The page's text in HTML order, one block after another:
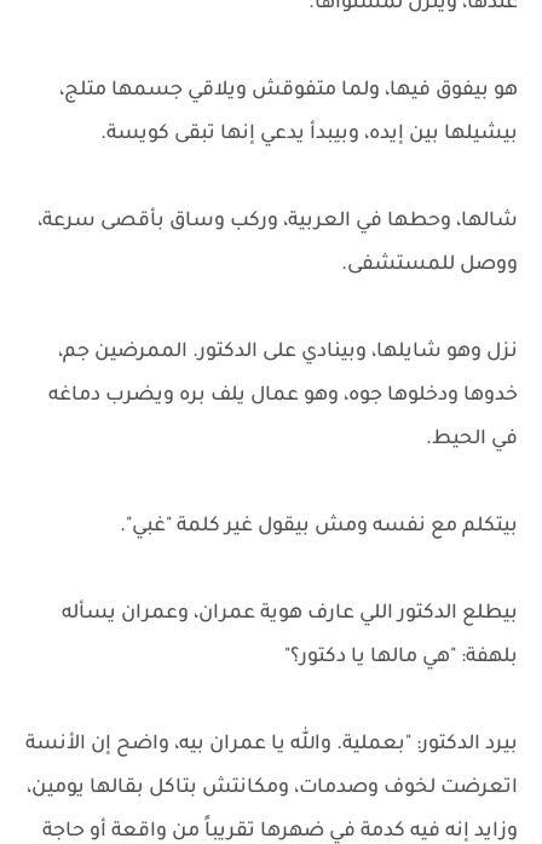
هو بيفوق فيها، ولما متفوقش ويلاقي جسمها متلج،
بيشيلها بين إيده، وبيبدأ يدعي إنها تبقى كويسة.
شالها، وحطها في العربية، وركب وساق بأقصى سرعة،
ووصل للمستشفى.
نزل وهو شايلها، وبينادي على الدكتور. الممرضين جم،
خدوها ودخلوها جوه، وهو عمال يلف بره ويضرب دماغه
في الحيط.
بيتكلم مع نفسه ومش بيقول غير كلمة "غبي".
بيطلع الدكتور اللي عارف هوية عمران، وعمران يسأله
بلهفة: "هي مالها يا دكتور؟"
بيرد الدكتور: "بعملية. والله يا عمران بيه، واضح إن الأنسة
اتعرضت لخوف وصدمات، ومكانتش بتاكل بقالها يومين،
وزايد إنه فيه كدمة في ضهرها تقريباً من واقعة أو حاجة